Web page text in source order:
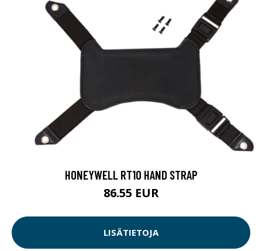
HONEYWELL RT10 HAND STRAP
86.55 EUR
LISÄTIETOJA